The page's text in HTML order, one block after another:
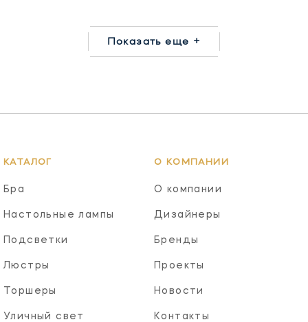
Показать еще +
КАТАЛОГ
Бра
Настольные лампы
Подсветки
Люстры
Торшеры
Уличный свет
О КОМПАНИИ
О компании
Дизайнеры
Бренды
Проекты
Новости
Контакты